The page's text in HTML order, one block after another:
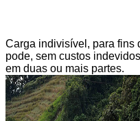
Carga indivisível, para fins
pode, sem custos
em duas ou mais partes.